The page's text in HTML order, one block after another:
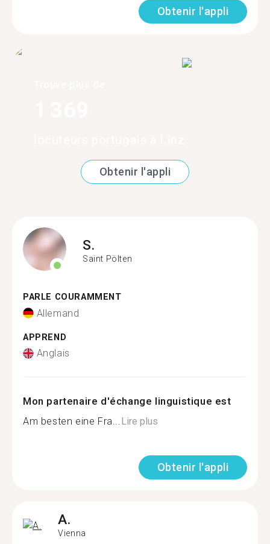
Obtenir l'appli
Obtenir l'appli
S.
Saint Pölten
PARLE COURAMMENT
Allemand
APPREND
Anglais
Mon partenaire d'échange linguistique est
Am besten eine Fra...Lire plus
Obtenir l'appli
A.
Vienna